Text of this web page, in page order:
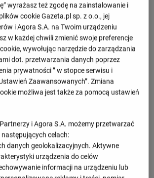
5.set -15 : 9
Informacje o meczu
faza finałowa
godzina 19:30
Wiadomości
wrogiem publicznym w Chinach.
gwiazda obraża nasz kraj"
wyrażasz też zgodę na zainstalowanie i
cookie Gazeta.pl sp. z o.o., jej
i Agora S.A. na Twoim urządzeniu
w każdej chwili zmienić swoje preferencje
wywołując narzędzie do zarządzania
dot. przetwarzania danych poprzez
prywatności ” w stopce serwisu i
Zaawansowanych”. Zmiana
możliwa jest także za pomocą ustawień
i Agora S.A. możemy przetwarzać
celach:
danych geolokalizacyjnych. Aktywne
urządzenia do celów
informacji na urządzeniu lub